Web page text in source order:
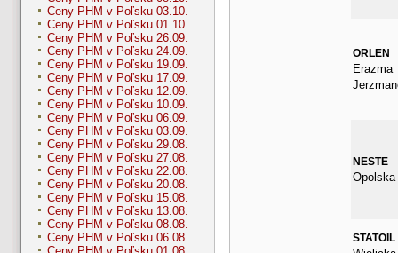
Ceny PHM v Poľsku 03.10.
Ceny PHM v Poľsku 01.10.
Ceny PHM v Poľsku 26.09.
Ceny PHM v Poľsku 24.09.
Ceny PHM v Poľsku 19.09.
Ceny PHM v Poľsku 17.09.
Ceny PHM v Poľsku 12.09.
Ceny PHM v Poľsku 10.09.
Ceny PHM v Poľsku 06.09.
Ceny PHM v Poľsku 03.09.
Ceny PHM v Poľsku 29.08.
Ceny PHM v Poľsku 27.08.
Ceny PHM v Poľsku 22.08.
Ceny PHM v Poľsku 20.08.
Ceny PHM v Poľsku 15.08.
Ceny PHM v Poľsku 13.08.
Ceny PHM v Poľsku 08.08.
Ceny PHM v Poľsku 06.08.
ORLEN
Erazma
NESTE
Opolska
STATOIL